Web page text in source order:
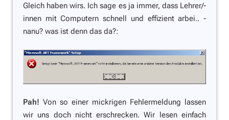
Gleich haben wirs. Ich sage es ja immer, dass Lehrer/-
innen mit Computern schnell und effizient arbei.. -
nanu? was ist denn das da?:
Pah! Von so einer mickrigen Fehlermeldung lassen
wir uns doch nicht erschrecken. Wir lesen einfach